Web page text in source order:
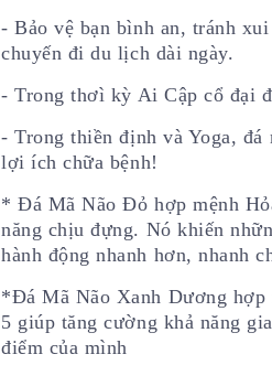
- Bảo vệ bạn bình an, tránh
chuyến đi du lịch dài ngày.
- Trong thơì kỳ Ai Cập cổ đại
- Trong thiền định và Yoga,
lợi ích chữa bệnh!
* Đá Mã Não Đỏ hợp mệnh
năng chịu đựng. Nó khiến
hành động nhanh hơn, nhanh
*Đá Mã Não Xanh Dương hợp
5 giúp tăng cường khả năng
điểm của mình